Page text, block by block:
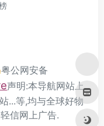
粤公网安备
声明:本导航网站上
...等,均与全球好物
信网上广告.